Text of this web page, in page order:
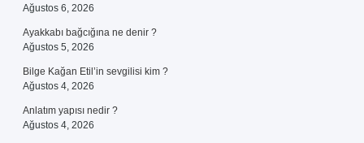
Ağustos 6, 2026
Ayakkabı bağcığına ne denir ?
Ağustos 5, 2026
Bilge Kağan Etil’in sevgilisi kim ?
Ağustos 4, 2026
Anlatım yapısı nedir ?
Ağustos 4, 2026